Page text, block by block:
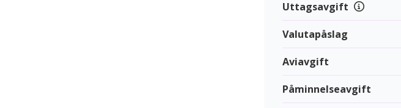
Uttagsavgift
Valutapåslag
Aviavgift
Påminnelseavgift